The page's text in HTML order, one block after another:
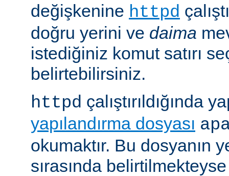
değişkenine httpd
doğru yerini ve daima
istediğiniz komut satırı
belirtebilirsiniz.
httpd çalıştırıldığında
yapılandırma dosyası
okumaktır. Bu dosyanın
sırasında